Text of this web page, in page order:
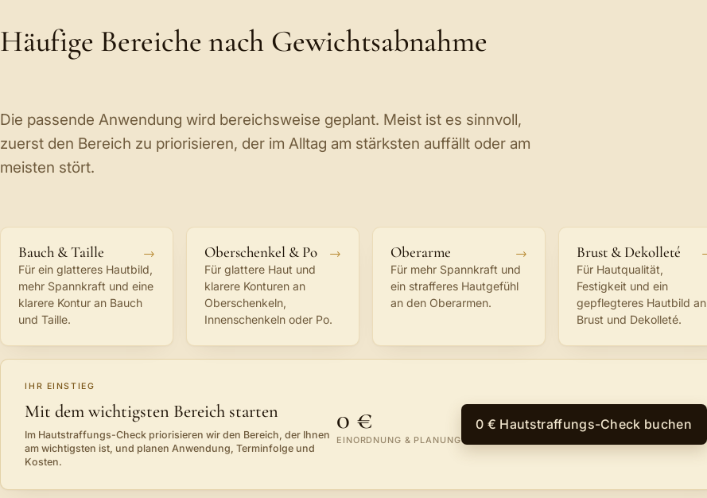
Häufige Bereiche nach Gewichtsabnahme
Die passende Anwendung wird bereichsweise geplant. Meist ist es sinnvoll,
zuerst den Bereich zu priorisieren, der im Alltag am stärksten auffällt oder am
meisten stört.
Bauch & Taille
Für ein glatteres Hautbild,
mehr Spannkraft und eine
klarere Kontur an Bauch
und Taille.
Oberschenkel & Po
Für glattere Haut und
klarere Konturen an
Oberschenkeln,
Innenschenkeln oder Po.
Oberarme
Für mehr Spannkraft und
ein strafferes Hautgefühl
an den Oberarmen.
Brust & Dekolleté
Für Hautqualität,
Festigkeit und ein
gepflegteres Hautbild an
Brust und Dekolleté.
IHR EINSTIEG
Mit dem wichtigsten Bereich starten
Im Hautstraffungs-Check priorisieren wir den Bereich, der Ihnen
am wichtigsten ist, und planen Anwendung, Terminfolge und
Kosten.
0 €
EINORDNUNG & PLANUNG
0 € Hautstraffungs-Check buchen